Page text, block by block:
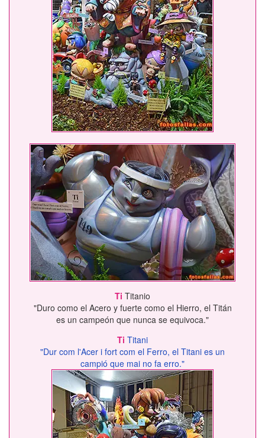
Ti Titanio
"Duro como el Acero y fuerte como el Hierro, el Titán
es un campeón que nunca se equivoca."
Ti Titani
"Dur com l'Acer i fort com el Ferro, el Titani es un
campió que mai no fa erro."